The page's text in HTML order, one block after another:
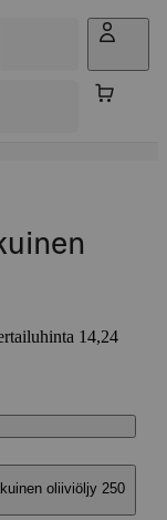
14,24
oliiviöljy 250